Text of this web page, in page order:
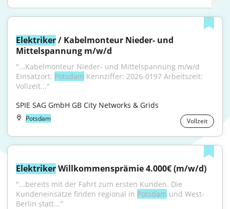
Elektriker / Kabelmonteur Nieder- und
Mittelspannung m/w/d
"...Kabelmonteur Nieder- und Mittelspannung m/w/d
Einsatzort: Potsdam Kennziffer: 2026-0197 Arbeitszeit:
Vollzeit..."
SPIE SAG GmbH GB City Networks & Grids
Potsdam Vollzeit
Elektriker Willkommensprämie 4.000€ (m/w/d)
"...bereits mit der Fahrt zum ersten Kunden. Die
Kundeneinsätze finden regional in Potsdam und West-
Berlin statt..."